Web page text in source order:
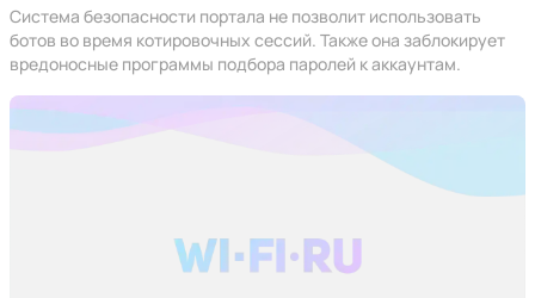
Система безопасности портала не позволит использовать
ботов во время котировочных сессий. Также она заблокирует
вредоносные программы подбора паролей к аккаунтам.